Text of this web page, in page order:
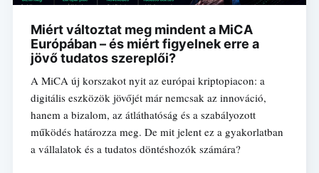
Miért változtat meg mindent a MiCA
Európában – és miért figyelnek erre a
jövő tudatos szereplői?
A MiCA új korszakot nyit az európai kriptopiacon: a
digitális eszközök jövőjét már nemcsak az innováció,
hanem a bizalom, az átláthatóság és a szabályozott
működés határozza meg. De mit jelent ez a gyakorlatban
a vállalatok és a tudatos döntéshozók számára?